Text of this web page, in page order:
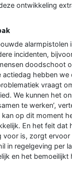
ontwikkeling
alarmpistolen
incidenten,
doodschoot
actiedag hebben
vraagt
We kunnen het
te werken’,
kan op dit moment
En het feit dat
voor is, zorgt
in regelgeving per
en het bemoeilijkt